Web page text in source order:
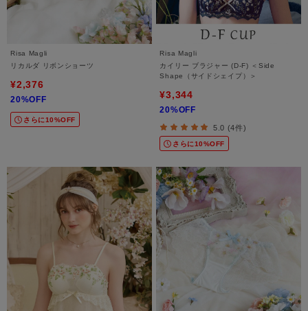
Risa Magli
リカルダ リボンショーツ
¥2,376
20%OFF
さらに10%OFF
Risa Magli
カイリー ブラジャー (D-F) ＜Side
Shape（サイドシェイプ）＞
¥3,344
20%OFF
5.0 (4件)
さらに10%OFF